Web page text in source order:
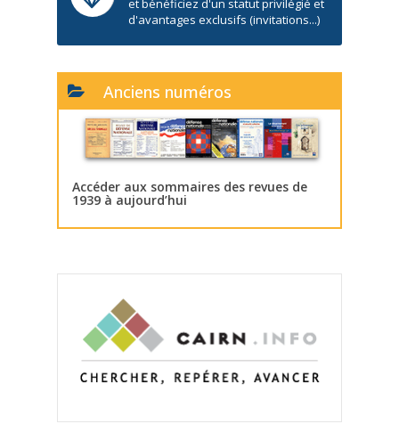
d'avantages exclusifs (invitations...)
Anciens numéros
Accéder aux sommaires des revues de
1939 à aujourd’hui